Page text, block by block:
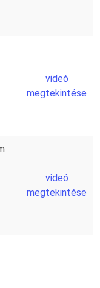
videó
megtekintése
videó
megtekintése